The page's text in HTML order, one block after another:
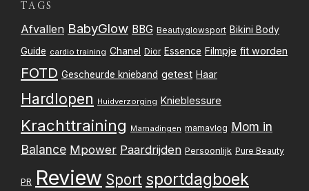
TAGS
Afvallen BabyGlow BBG Beautyglowsport Bikini Body
Guide cardio training Chanel Dior Essence Filmpje fit worden
FOTD Gescheurde knieband getest Haar
Hardlopen Huidverzorging Knieblessure
Krachttraining Mamadingen mamavlog Mom in
Balance Mpower Paardrijden Persoonlijk Pure Beauty
PR Review Sport sportdagboek